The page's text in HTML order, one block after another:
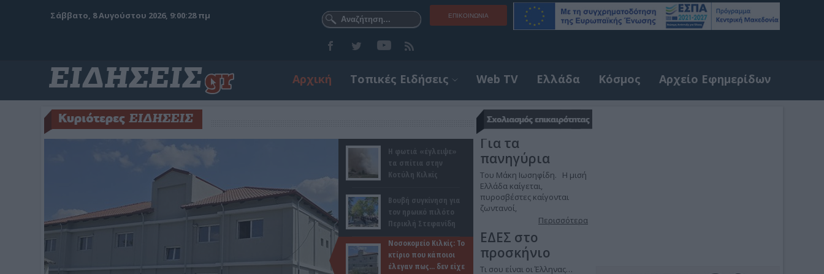
ΕΠΙΚΟΙΝΩΝΊΑ
Σάββατο, 8 Αυγούστου 2026, 9:00:30 πμ
Αρχική Τοπικές Ειδήσεις Web TV Ελλάδα Κόσμος Αρχείο Εφημερίδων
Η φωτιά «έγλειψε»
τα σπίτια στην
Κοτύλη Κιλκίς
Βουβή συγκίνηση για
τον ηρωικό πιλότο
Περικλή Στεφανίδη
Νοσοκομείο Κιλκίς: Το
κτίριο που κάποιοι
έλεγαν πως... δεν είχε
Για τα
πανηγύρια
Του Μάκη Ιωσηφίδη. Η μισή
Ελλάδα καίγεται,
πυροσβέστες καίγονται
ζωντανοί,
Περισσότερα
ΕΔΕΣ στο
προσκήνιο
Τι σου είναι οι Έλληνας…